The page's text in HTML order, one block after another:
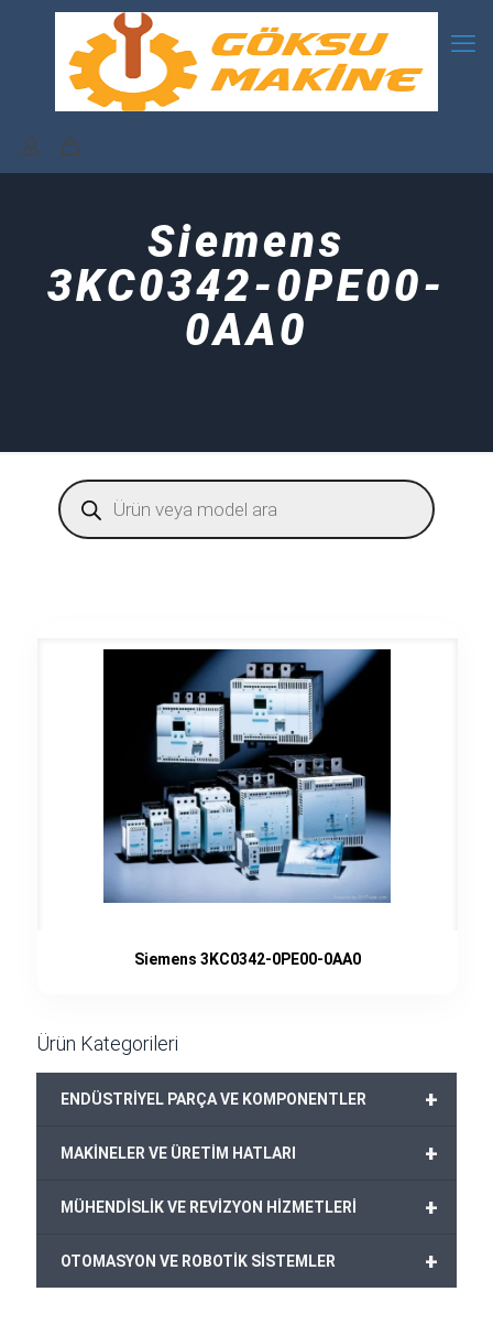
Siemens
3KC0342-0PE00-
0AA0
Products
search
Siemens 3KC0342-0PE00-0AA0
Ürün Kategorileri
+
ENDÜSTRİYEL PARÇA VE KOMPONENTLER
+
MAKİNELER VE ÜRETİM HATLARI
+
MÜHENDİSLİK VE REVİZYON HİZMETLERİ
+
OTOMASYON VE ROBOTİK SİSTEMLER